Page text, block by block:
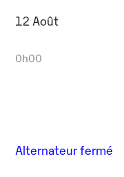
12 Août
0h00
Alternateur fermé